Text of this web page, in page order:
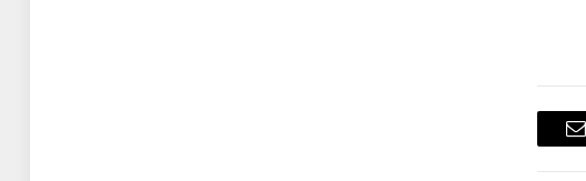
Email